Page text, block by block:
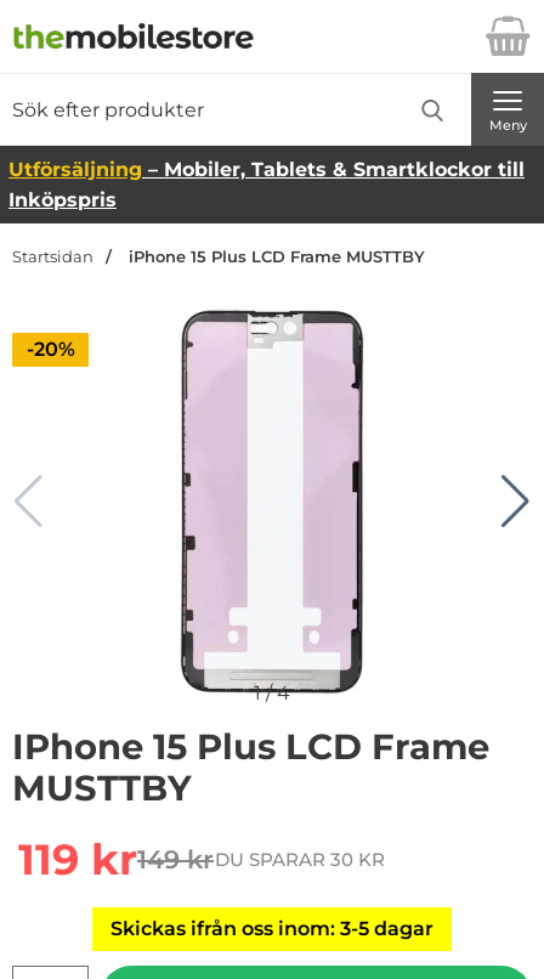
Startsidan för Danira Telecom AB
Meny
Utförsäljning – Mobiler, Tablets & Smartklockor till
Inköpspris
Startsidan iPhone 15 Plus LCD Frame MUSTTBY
Priset är nedsatt med
-20%
1/4
IPhone 15 Plus LCD Frame
MUSTTBY
rea pris
119 krtidigare pris
149 krDU SPARAR 30 KR
Skickas ifrån oss inom: 3-5 dagar